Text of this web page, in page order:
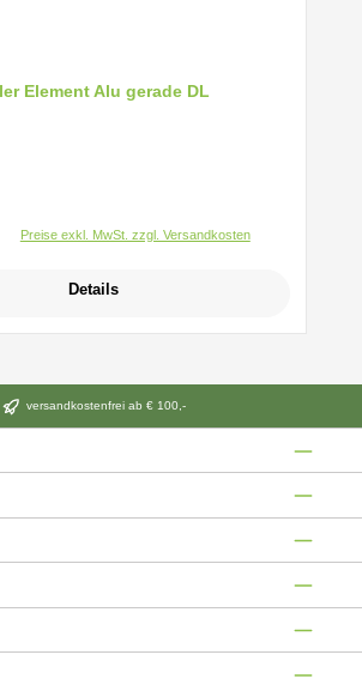
Element Alu gerade DL
Preise exkl. MwSt. zzgl. Versandkosten
Details
versandkostenfrei ab € 100,-